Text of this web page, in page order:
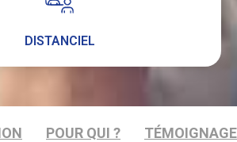
DISTANCIEL
POUR QUI ?